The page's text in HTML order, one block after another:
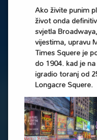
Ako živite punim
život onda
svjetla
vijestima, upravu
Times Squere je
do 1904. kad je
igradio toranj od
Longacre Squere.